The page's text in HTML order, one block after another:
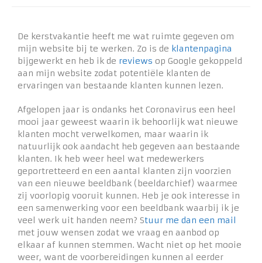
De kerstvakantie heeft me wat ruimte gegeven om
mijn website bij te werken. Zo is de klantenpagina
bijgewerkt en heb ik de reviews op Google gekoppeld
aan mijn website zodat potentiële klanten de
ervaringen van bestaande klanten kunnen lezen.
Afgelopen jaar is ondanks het Coronavirus een heel
mooi jaar geweest waarin ik behoorlijk wat nieuwe
klanten mocht verwelkomen, maar waarin ik
natuurlijk ook aandacht heb gegeven aan bestaande
klanten. Ik heb weer heel wat medewerkers
geportretteerd en een aantal klanten zijn voorzien
van een nieuwe beeldbank (beeldarchief) waarmee
zij voorlopig vooruit kunnen. Heb je ook interesse in
een samenwerking voor een beeldbank waarbij ik je
veel werk uit handen neem? Stuur me dan een mail
met jouw wensen zodat we vraag en aanbod op
elkaar af kunnen stemmen. Wacht niet op het mooie
weer, want de voorbereidingen kunnen al eerder